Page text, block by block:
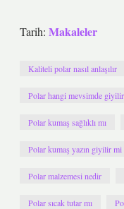
Tarih: Makaleler
Kaliteli polar nasıl anlaşılır
Polar hangi mevsimde giyilir
Polar kumaş sağlıklı mı
Polar kumaş yazın giyilir mi
Polar malzemesi nedir
Polar sıcak tutar mı